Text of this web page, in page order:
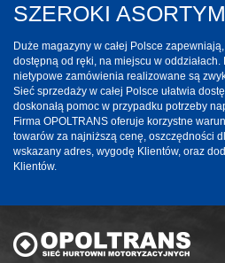
SZEROKI
Duże magazyny w całej Polsce
dostępną od ręki, na miejscu w
nietypowe zamówienia realizowane są
Sieć sprzedaży w całej Polsce ułatwia
doskonałą pomoc w przypadku potrzeby
Firma OPOLTRANS oferuje korzystne
towarów za najniższą cenę, oszczędności
wskazany adres, wygodę Klientów, oraz
Klientów.